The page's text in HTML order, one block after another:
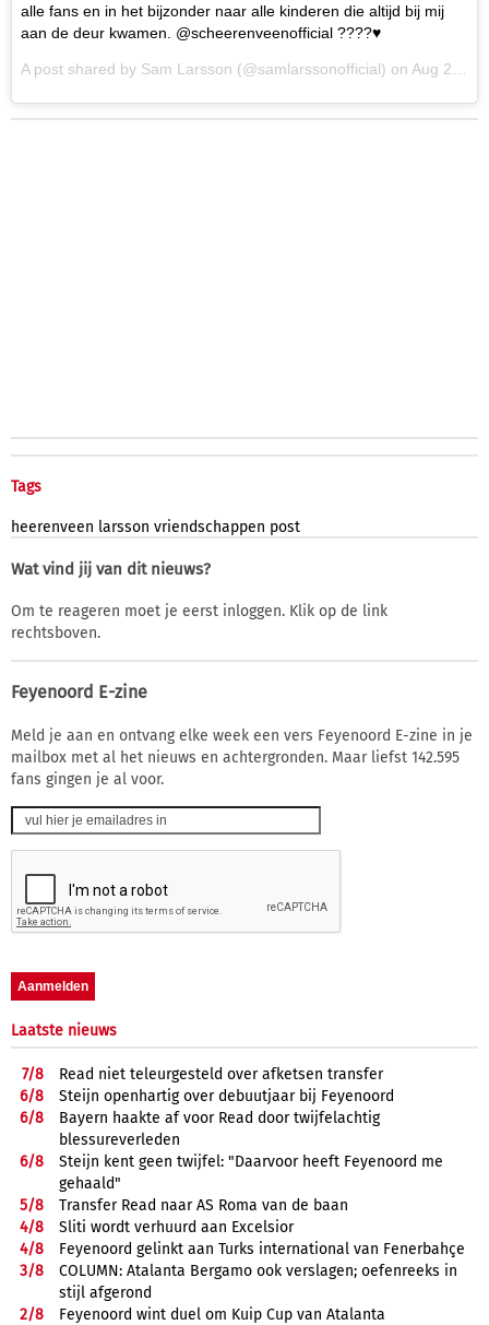
alle fans en in het bijzonder naar alle kinderen die altijd bij mij
aan de deur kwamen. @scheerenveenofficial ????♥️
A post shared by Sam Larsson (@samlarssonofficial) on Aug 21, 2017 at 8:14am PDT
Tags
heerenveen larsson vriendschappen post
Wat vind jij van dit nieuws?
Om te reageren moet je eerst inloggen. Klik op de link
rechtsboven.
Feyenoord E-zine
Meld je aan en ontvang elke week een vers Feyenoord E-zine in je
mailbox met al het nieuws en achtergronden. Maar liefst 142.595
fans gingen je al voor.
Laatste nieuws
7/8
Read niet teleurgesteld over afketsen transfer
6/8
Steijn openhartig over debuutjaar bij Feyenoord
6/8
Bayern haakte af voor Read door twijfelachtig
blessureverleden
6/8
Steijn kent geen twijfel: "Daarvoor heeft Feyenoord me
gehaald"
5/8
Transfer Read naar AS Roma van de baan
4/8
Sliti wordt verhuurd aan Excelsior
4/8
Feyenoord gelinkt aan Turks international van Fenerbahçe
3/8
COLUMN: Atalanta Bergamo ook verslagen; oefenreeks in
stijl afgerond
2/8
Feyenoord wint duel om Kuip Cup van Atalanta